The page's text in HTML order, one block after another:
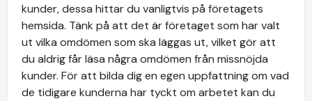
kunder, dessa hittar du vanligtvis på företagets
hemsida. Tänk på att det är företaget som har valt
ut vilka omdömen som ska läggas ut, vilket gör att
du aldrig får läsa några omdömen från missnöjda
kunder. För att bilda dig en egen uppfattning om vad
de tidigare kunderna har tyckt om arbetet kan du